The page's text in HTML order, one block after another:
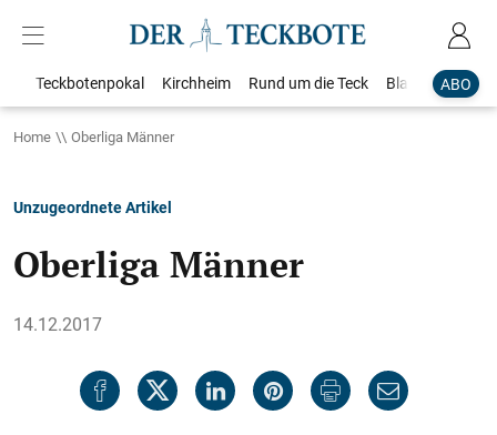
ABO
Teckbotenpokal Kirchheim Rund um die Teck Blaulicht
Home Oberliga Männer
Unzugeordnete Artikel
Oberliga Männer
14.12.2017